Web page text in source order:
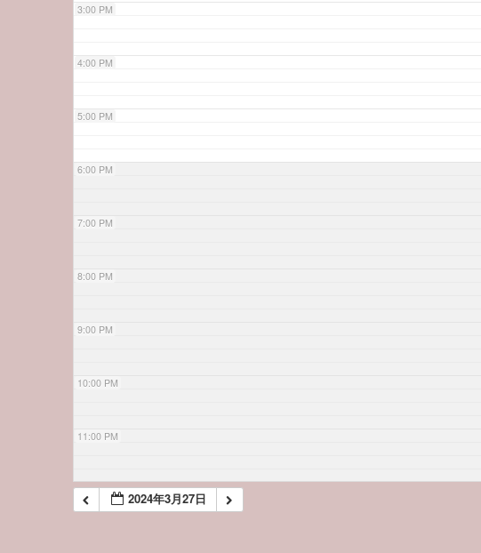
3:00 PM
4:00 PM
5:00 PM
6:00 PM
7:00 PM
8:00 PM
9:00 PM
10:00 PM
11:00 PM
2024年3月27日